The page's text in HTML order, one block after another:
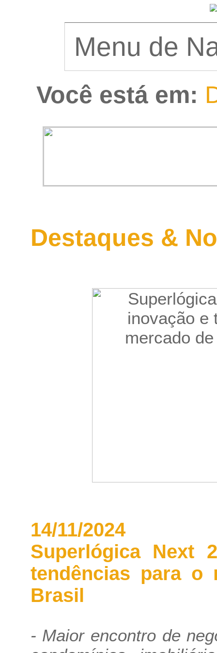
Você está em:
Destaques &
14/11/2024
Superlógica Next
tendências para o
Brasil
- Maior encontro de